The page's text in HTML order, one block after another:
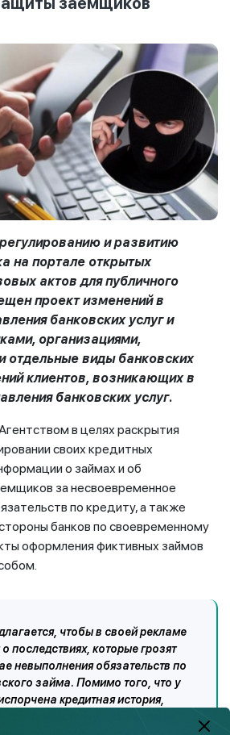
и развитию
на портале открытых
актов для публичного
проект изменений в
банковских услуг и
организациями,
виды банковских
клиентов, возникающих в
банковских услуг.
в целях раскрытия
своих кредитных
о займах и об
за несвоевременное
по кредиту, а также
банков по своевременному
оформления фиктивных займов
чтобы в своей рекламе
последствиях, которые грозят
невыполнения обязательств по
займа. Помимо того, что у
кредитная история,